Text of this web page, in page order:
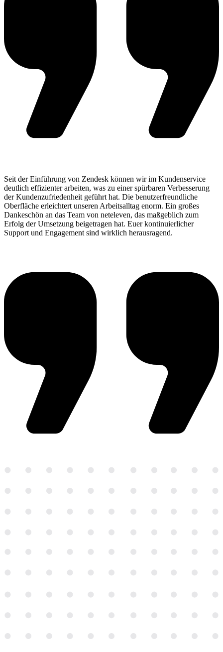
Seit der Einführung von Zendesk können wir im Kundenservice
deutlich effizienter arbeiten, was zu einer spürbaren Verbesserung
der Kundenzufriedenheit geführt hat. Die benutzerfreundliche
Oberfläche erleichtert unseren Arbeitsalltag enorm. Ein großes
Dankeschön an das Team von neteleven, das maßgeblich zum
Erfolg der Umsetzung beigetragen hat. Euer kontinuierlicher
Support und Engagement sind wirklich herausragend.